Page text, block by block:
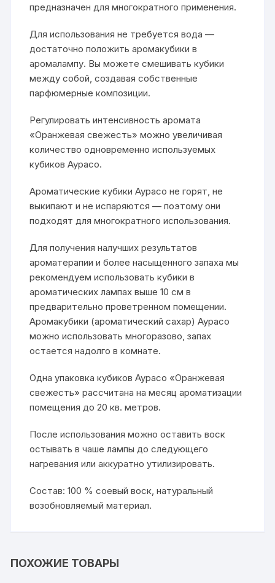
предназначен для многократного применения.
Для использования не требуется вода —
достаточно положить аромакубики в
аромалампу. Вы можете смешивать кубики
между собой, создавая собственные
парфюмерные композиции.
Регулировать интенсивность аромата
«Оранжевая свежесть» можно увеличивая
количество одновременно используемых
кубиков Аурасо.
Ароматические кубики Аурасо не горят, не
выкипают и не испаряются — поэтому они
подходят для многократного использования.
Для получения налучших результатов
ароматерапии и более насыщенного запаха мы
рекомендуем использовать кубики в
ароматических лампах выше 10 см в
предварительно проветренном помещении.
Аромакубики (ароматический сахар) Аурасо
можно использовать многоразово, запах
остается надолго в комнате.
Одна упаковка кубиков Аурасо «Оранжевая
свежесть» рассчитана на месяц ароматизации
помещения до 20 кв. метров.
После использования можно оставить воск
остывать в чаше лампы до следующего
нагревания или аккуратно утилизировать.
Состав: 100 % соевый воск, натуральный
возобновляемый материал.
ПОХОЖИЕ ТОВАРЫ